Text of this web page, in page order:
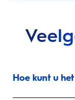
Hoe kunt u